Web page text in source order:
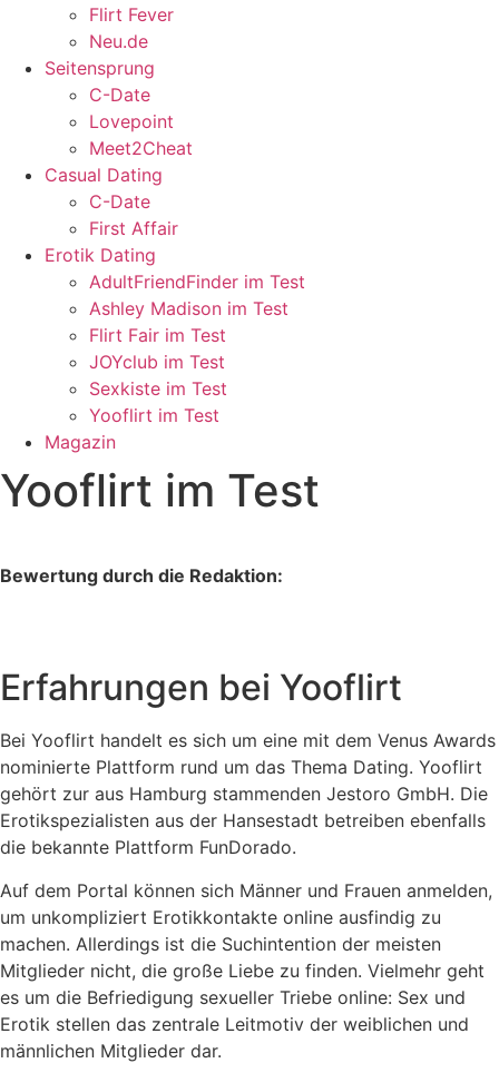
Flirt Fever
Neu.de
Seitensprung
C-Date
Lovepoint
Meet2Cheat
Casual Dating
C-Date
First Affair
Erotik Dating
AdultFriendFinder im Test
Ashley Madison im Test
Flirt Fair im Test
JOYclub im Test
Sexkiste im Test
Yooflirt im Test
Magazin
Yooflirt im Test
Bewertung durch die Redaktion:
Erfahrungen bei Yooflirt
Bei Yooflirt handelt es sich um eine mit dem Venus Awards
nominierte Plattform rund um das Thema Dating. Yooflirt
gehört zur aus Hamburg stammenden Jestoro GmbH. Die
Erotikspezialisten aus der Hansestadt betreiben ebenfalls
die bekannte Plattform FunDorado.
Auf dem Portal können sich Männer und Frauen anmelden,
um unkompliziert Erotikkontakte online ausfindig zu
machen. Allerdings ist die Suchintention der meisten
Mitglieder nicht, die große Liebe zu finden. Vielmehr geht
es um die Befriedigung sexueller Triebe online: Sex und
Erotik stellen das zentrale Leitmotiv der weiblichen und
männlichen Mitglieder dar.